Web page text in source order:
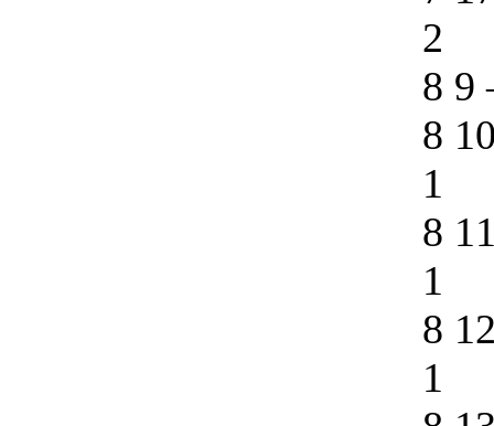
2
8 9
8
1
8
1
8
1